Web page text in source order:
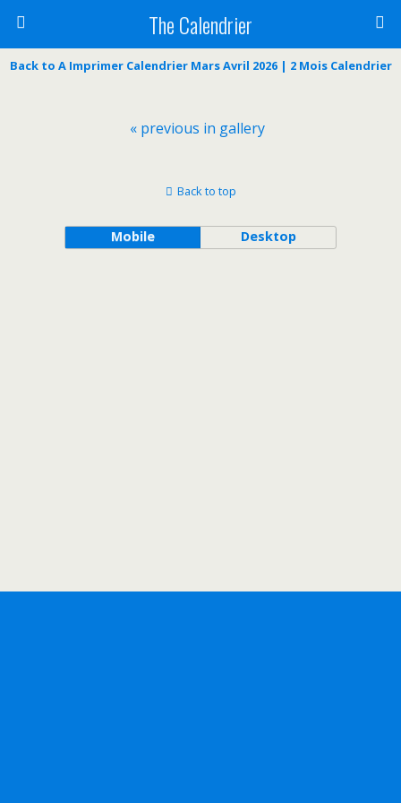
The Calendrier
Back to A Imprimer Calendrier Mars Avril 2026 | 2 Mois Calendrier
« previous in gallery
Back to top
Mobile Desktop